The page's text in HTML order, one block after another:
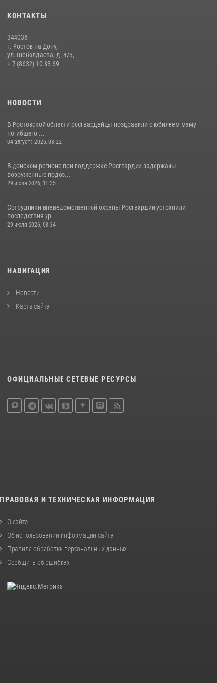
В Ростовской области сотрудники Росгвардии познакомили
воспитанников детского сада со своей службой
09 июля 2026, 13:58
КОНТАКТЫ
344038
г. Ростов на Дону,
ул. Шеболдаева, д. 4/3,
+ 7 (8632) 10-83-69
НОВОСТИ
В Ростовской области росгвардейцы поздравили с юбилеем маму
погибшего ...
04 августа 2026, 08:22
В донском регионе при поддержке Росгвардии задержаны
вооруженные подоз...
29 июля 2026, 11:35
Сотрудники вневедомственной охраны Росгвардии устранили
последствия ур...
29 июля 2026, 08:34
НАВИГАЦИЯ
Новости
Карта сайта
ОФИЦИАЛЬНЫЕ СЕТЕВЫЕ РЕСУРСЫ
ПРАВОВАЯ И ТЕХНИЧЕСКАЯ ИНФОРМАЦИЯ
О сайте
Об использовании информации сайта
Правила обработки персональных данных
Сообщить об ошибках